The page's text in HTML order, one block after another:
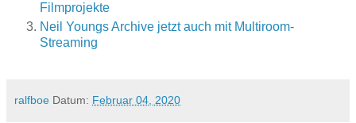
Filmprojekte
Neil Youngs Archive jetzt auch mit Multiroom-
Streaming
ralfboe Datum: Februar 04, 2020